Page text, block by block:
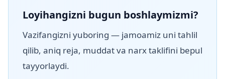
Loyihangizni bugun boshlaymizmi?
Vazifangizni yuboring — jamoamiz uni tahlil
qilib, aniq reja, muddat va narx taklifini bepul
tayyorlaydi.